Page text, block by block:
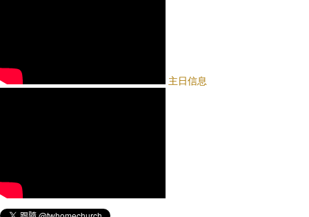
主日信息